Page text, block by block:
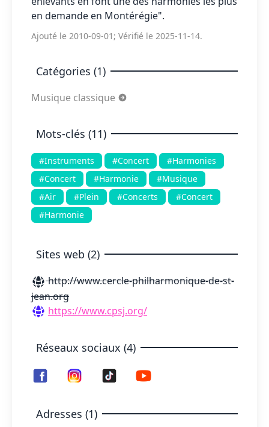
en demande en Montérégie".
Ajouté le 2010-09-01; Vérifié le 2025-11-14.
Catégories (1)
Musique classique
Mots-clés (11)
#Instruments #Concert
#Harmonies
#Concert
#Harmonie
#Musique
#Air
#Plein #Concerts
#Concert
#Harmonie
Sites web (2)
http://www.cercle-philharmonique-de-st-
jean.org
https://www.cpsj.org/
Réseaux sociaux (4)
Adresses (1)